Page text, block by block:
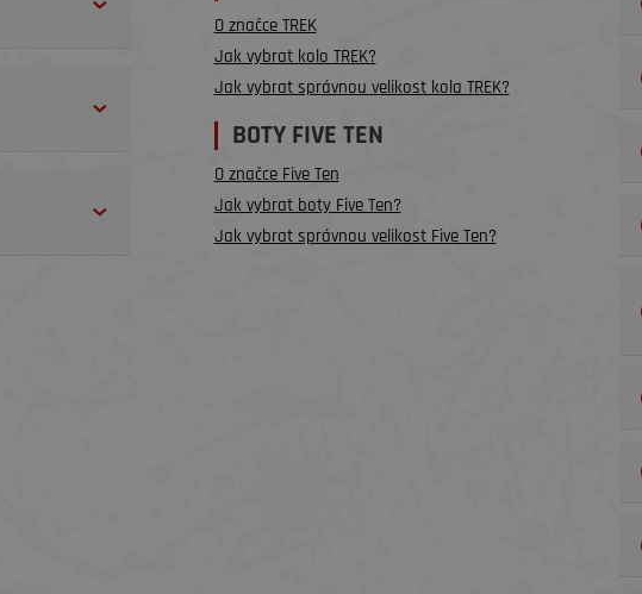
O značce TREK
Jak vybrat kolo TREK?
Jak vybrat správnou velikost kola TREK?
BOTY FIVE TEN
O značce Five Ten
Jak vybrat boty Five Ten?
Jak vybrat správnou velikost Five Ten?